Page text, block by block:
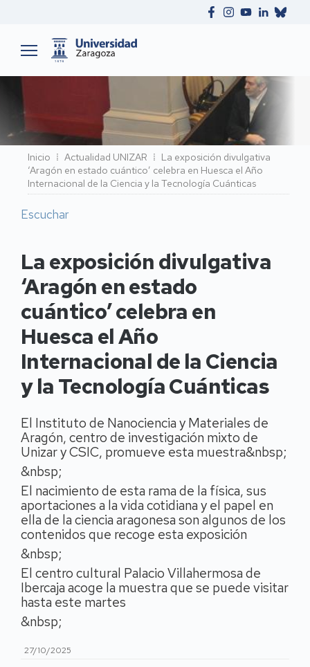
Ruta
de
navegación
Inicio Actualidad UNIZAR
La exposición divulgativa
‘Aragón en estado cuántico’ celebra en Huesca el Año
Internacional de la Ciencia y la Tecnología Cuánticas
Escuchar
La exposición divulgativa
‘Aragón en estado
cuántico’ celebra en
Huesca el Año
Internacional de la Ciencia
y la Tecnología Cuánticas
El Instituto de Nanociencia y Materiales de
Aragón, centro de investigación mixto de
Unizar y CSIC, promueve esta muestra&nbsp;
&nbsp;
El nacimiento de esta rama de la física, sus
aportaciones a la vida cotidiana y el papel en
ella de la ciencia aragonesa son algunos de los
contenidos que recoge esta exposición
&nbsp;
El centro cultural Palacio Villahermosa de
Ibercaja acoge la muestra que se puede visitar
hasta este martes
&nbsp;
27/10/2025